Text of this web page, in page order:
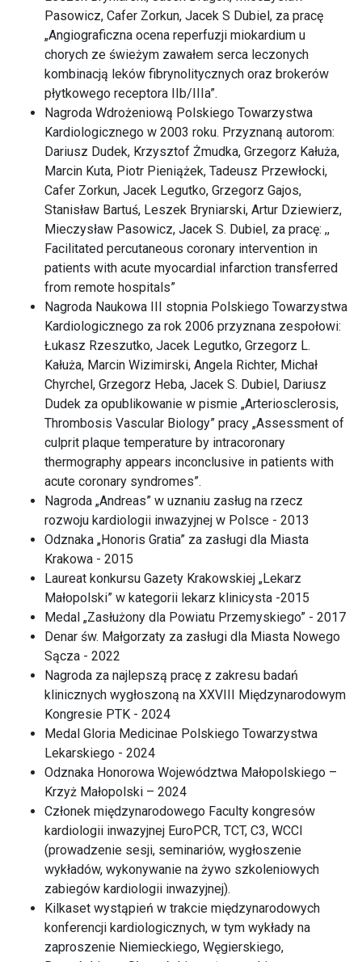
Pasowicz, Cafer Zorkun, Jacek S Dubiel, za pracę
„Angiograficzna ocena reperfuzji miokardium u
chorych ze świeżym zawałem serca leczonych
kombinacją leków fibrynolitycznych oraz brokerów
płytkowego receptora IIb/IIIa”.
Nagroda Wdrożeniową Polskiego Towarzystwa
Kardiologicznego w 2003 roku. Przyznaną autorom:
Dariusz Dudek, Krzysztof Żmudka, Grzegorz Kałuża,
Marcin Kuta, Piotr Pieniążek, Tadeusz Przewłocki,
Cafer Zorkun, Jacek Legutko, Grzegorz Gajos,
Stanisław Bartuś, Leszek Bryniarski, Artur Dziewierz,
Mieczysław Pasowicz, Jacek S. Dubiel, za pracę: ,,
Facilitated percutaneous coronary intervention in
patients with acute myocardial infarction transferred
from remote hospitals”
Nagroda Naukowa III stopnia Polskiego Towarzystwa
Kardiologicznego za rok 2006 przyznana zespołowi:
Łukasz Rzeszutko, Jacek Legutko, Grzegorz L.
Kałuża, Marcin Wizimirski, Angela Richter, Michał
Chyrchel, Grzegorz Heba, Jacek S. Dubiel, Dariusz
Dudek za opublikowanie w pismie „Arteriosclerosis,
Thrombosis Vascular Biology” pracy „Assessment of
culprit plaque temperature by intracoronary
thermography appears inconclusive in patients with
acute coronary syndromes”.
Nagroda „Andreas” w uznaniu zasług na rzecz
rozwoju kardiologii inwazyjnej w Polsce - 2013
Odznaka „Honoris Gratia” za zasługi dla Miasta
Krakowa - 2015
Laureat konkursu Gazety Krakowskiej „Lekarz
Małopolski” w kategorii lekarz klinicysta -2015
Medal „Zasłużony dla Powiatu Przemyskiego” - 2017
Denar św. Małgorzaty za zasługi dla Miasta Nowego
Sącza - 2022
Nagroda za najlepszą pracę z zakresu badań
klinicznych wygłoszoną na XXVIII Międzynarodowym
Kongresie PTK - 2024
Medal Gloria Medicinae Polskiego Towarzystwa
Lekarskiego - 2024
Odznaka Honorowa Województwa Małopolskiego –
Krzyż Małopolski – 2024
Członek międzynarodowego Faculty kongresów
kardiologii inwazyjnej EuroPCR, TCT, C3, WCCI
(prowadzenie sesji, seminariów, wygłoszenie
wykładów, wykonywanie na żywo szkoleniowych
zabiegów kardiologii inwazyjnej).
Kilkaset wystąpień w trakcie międzynarodowych
konferencji kardiologicznych, w tym wykłady na
zaproszenie Niemieckiego, Węgierskiego,